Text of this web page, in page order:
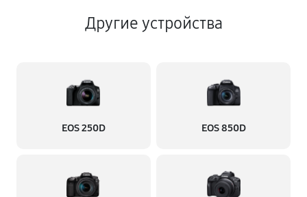
Другие устройства
EOS 250D EOS 850D